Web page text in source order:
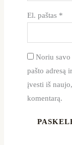
El. paštas *
Noriu savo
pašto adresą
įvesti iš
komentarą.